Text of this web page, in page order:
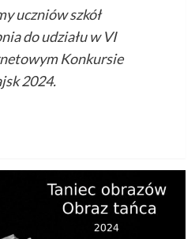
uczniów szkół
do udziału w VI
Konkursie
2024.